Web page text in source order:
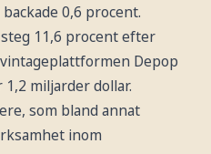
0,6 procent.
11,6 procent efter
Depop
miljarder dollar.
som bland annat
inom